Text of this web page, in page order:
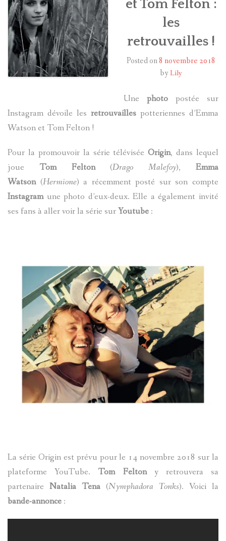
HARRY POTTER
LES ACTEURS
J.K. ROWLING
A PROPOS
et Tom Felton :
les
retrouvailles !
Posted on8 novembre 2018
by Lily
Une photo postée sur
Instagram dévoile les retrouvailles potteriennes d’Emma
Watson et Tom Felton !
Pour la promouvoir la série téléviséeOrigin, dans lequel
joue Tom Felton(Drago Malefoy),Emma
Watson(Hermione) a récemment posté sur son compte
Instagramune photo d’eux-deux. Elle a également invité
ses fans à aller voir la série surYoutube :
La série Origin est prévu pour le 14 novembre 2018 sur la
plateforme YouTube. Tom Feltony retrouvera sa
partenaire Natalia Tena (Nymphadora Tonks). Voici la
bande-annonce :